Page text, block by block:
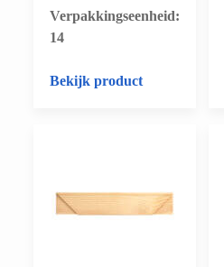
​Verpakkingseenheid:
14
Bekijk product